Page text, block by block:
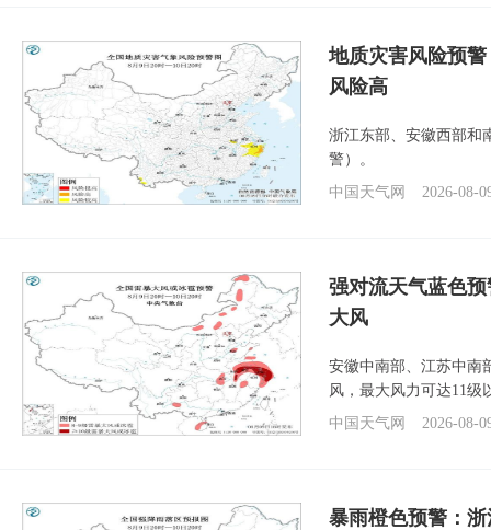
地质灾害风险预
风险高
浙江东部、安徽西部和
警）。
中国天气网
2026-08-
强对流天气蓝色
大风
安徽中南部、江苏中南
风，最大风力可达11级
中国天气网
2026-08-
暴雨橙色预警：